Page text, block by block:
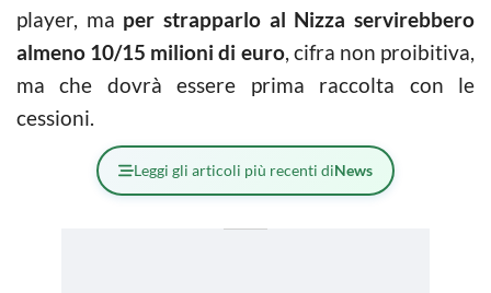
player, ma per strapparlo al Nizza servirebbero
almeno 10/15 milioni di euro, cifra non proibitiva,
ma che dovrà essere prima raccolta con le
cessioni.
Leggi gli articoli più recenti diNews